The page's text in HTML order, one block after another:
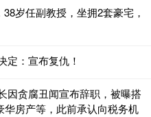
岁任副教授，坐拥2套豪宅，
定：宣布复仇！
因贪腐丑闻宣布辞职，被曝搭
房产等，此前承认向税务机